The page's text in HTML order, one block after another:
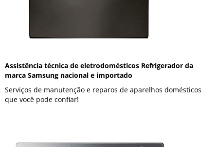
Assistência técnica de eletrodomésticos Refrigerador da
marca Samsung nacional e importado
Serviços de manutenção e reparos de aparelhos domésticos
que você pode confiar!